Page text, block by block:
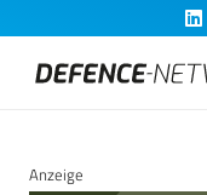
Anzeige